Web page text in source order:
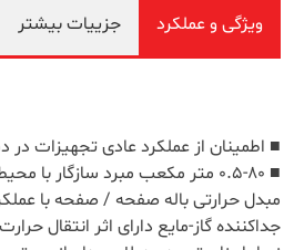
ویژگی و عملکرد جزییات بیشتر
■ اطمینان از عملکرد عادی تجهیزات در
■ 0.5-80 متر مکعب مبرد سازگار
مبدل حرارتی باله صفحه / صفحه با
جداکننده گاز-مایع دارای اثر انتقال